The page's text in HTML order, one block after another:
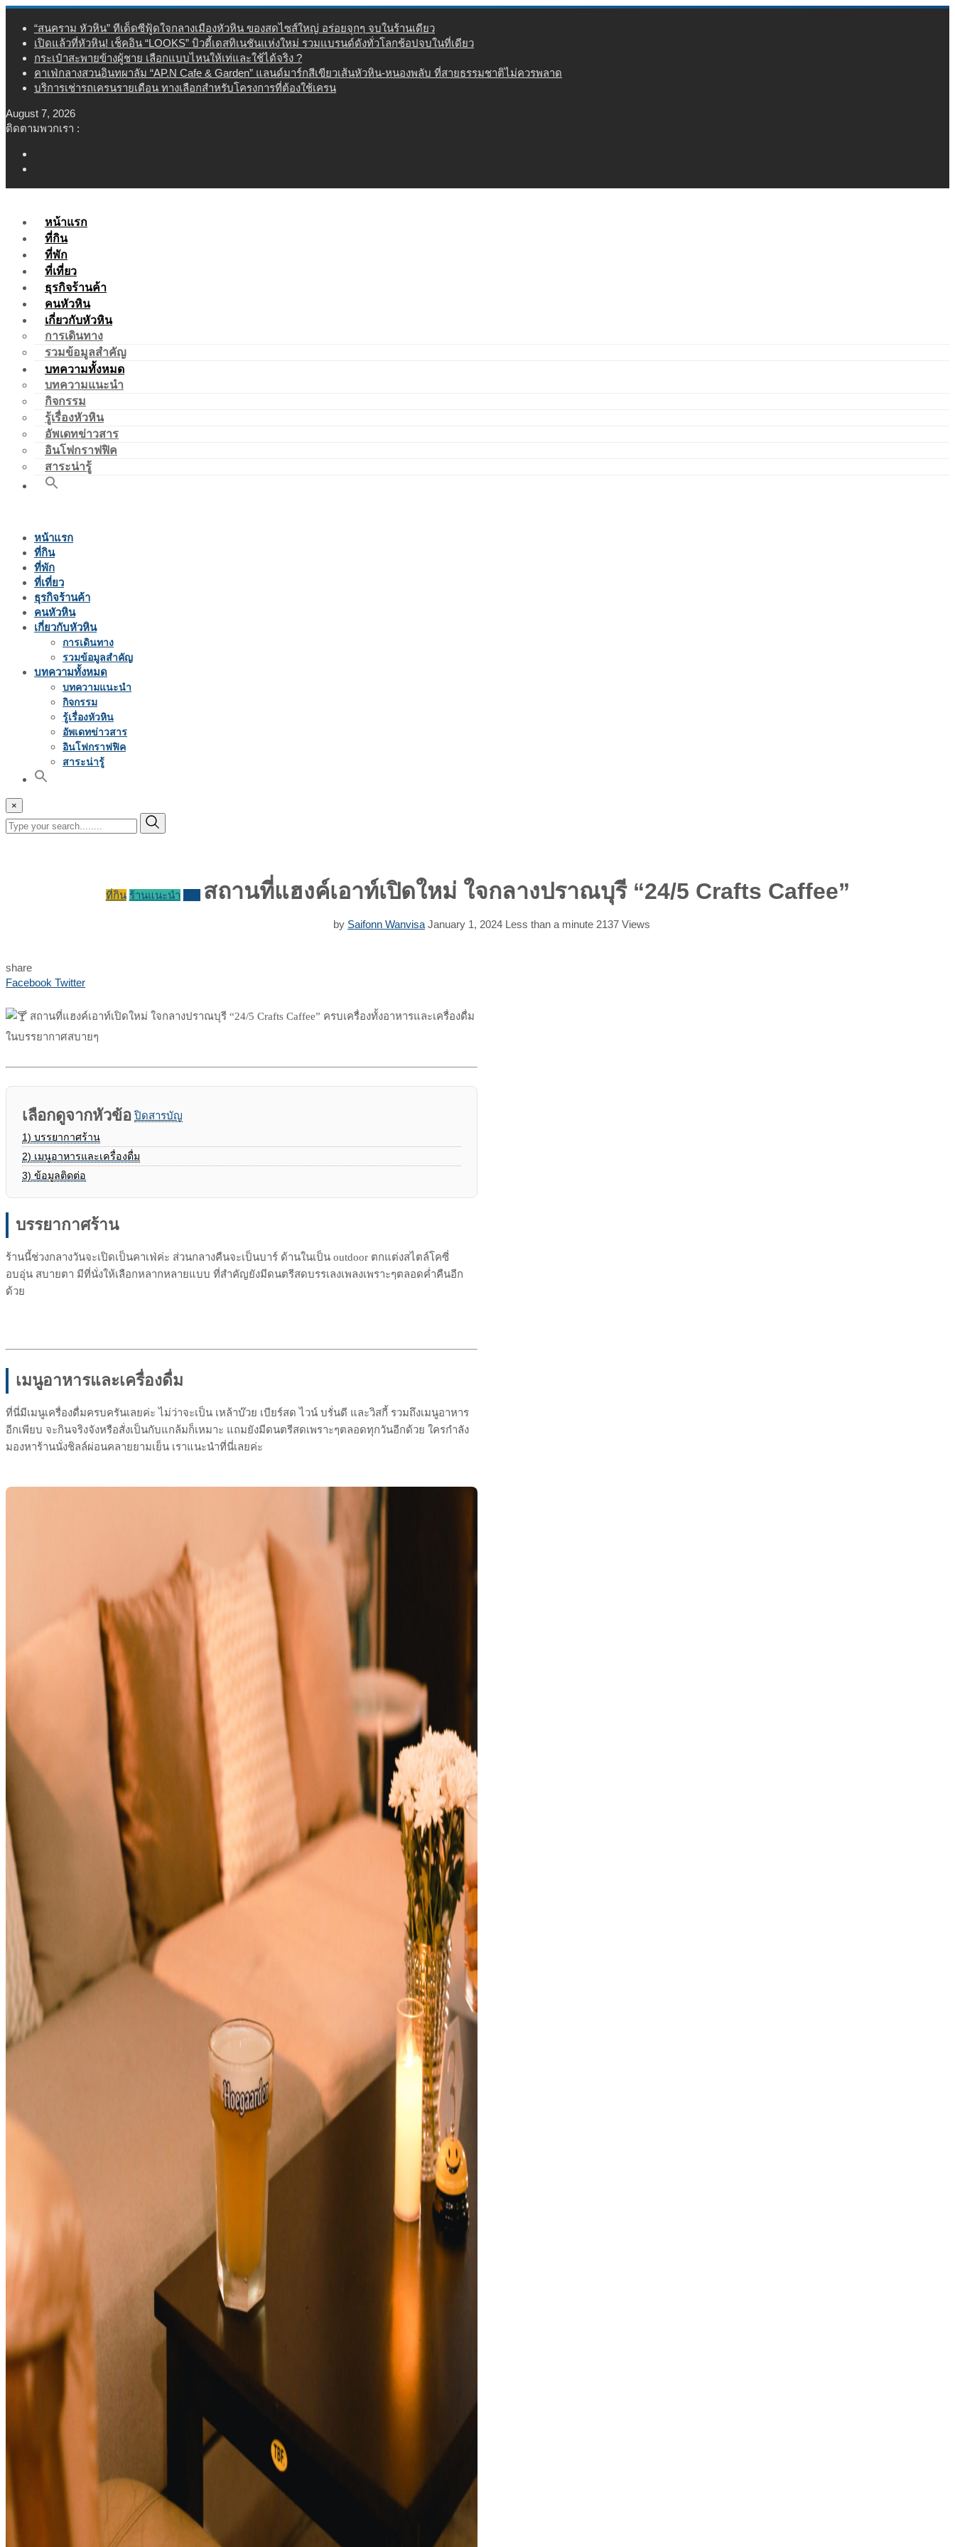
content
“สนคราม หัวหิน” ทีเด็ดซีฟู้ดใจกลางเมืองหัวหิน ของสดไซส์ใหญ่ อร่อยจุกๆ จบในร้านเดียว
เปิดแล้วที่หัวหิน! เช็คอิน “LOOKS” บิวตี้เดสทิเนชันแห่งใหม่ รวมแบรนด์ดังทั่วโลกช้อปจบในที่เดียว
กระเป๋าสะพายข้างผู้ชาย เลือกแบบไหนให้เท่และใช้ได้จริง ?
คาเฟ่กลางสวนอินทผาลัม “AP.N Cafe & Garden” แลนด์มาร์กสีเขียวเส้นหัวหิน-หนองพลับ ที่สายธรรมชาติไม่ควรพลาด
บริการเช่ารถเครนรายเดือน ทางเลือกสำหรับโครงการที่ต้องใช้เครน
August 7, 2026
ติดตามพวกเรา :
หน้าแรก
ที่กิน
ที่พัก
ที่เที่ยว
ธุรกิจร้านค้า
คนหัวหิน
เกี่ยวกับหัวหิน
การเดินทาง
รวมข้อมูลสำคัญ
บทความทั้งหมด
บทความแนะนำ
กิจกรรม
รู้เรื่องหัวหิน
อัพเดทข่าวสาร
อินโฟกราฟฟิค
สาระน่ารู้
หน้าแรก
ที่กิน
ที่พัก
ที่เที่ยว
ธุรกิจร้านค้า
คนหัวหิน
เกี่ยวกับหัวหิน
การเดินทาง
รวมข้อมูลสำคัญ
บทความทั้งหมด
บทความแนะนำ
กิจกรรม
รู้เรื่องหัวหิน
อัพเดทข่าวสาร
อินโฟกราฟฟิค
สาระน่ารู้
×
ที่กิน ร้านแนะนำ สถานที่แฮงค์เอาท์เปิดใหม่ ใจกลางปราณบุรี “24/5 Crafts Caffee”
by Saifonn Wanvisa January 1, 2024 Less than a minute 2137 Views
share
Facebook TwitterPrint
Share
Email
สถานที่แฮงค์เอาท์เปิดใหม่ ใจกลางปราณบุรี “24/5 Crafts Caffee” ครบเครื่องทั้งอาหารและเครื่องดื่ม
ในบรรยากาศสบายๆ
เลือกดูจากหัวข้อ ปิดสารบัญ
1) บรรยากาศร้าน
2) เมนูอาหารและเครื่องดื่ม
3) ข้อมูลติดต่อ
บรรยากาศร้าน
ร้านนี้ช่วงกลางวันจะเปิดเป็นคาเฟ่ค่ะ ส่วนกลางคืนจะเป็นบาร์ ด้านในเป็น outdoor ตกแต่งสไตล์โคซี่
อบอุ่น สบายตา มีที่นั่งให้เลือกหลากหลายแบบ ที่สำคัญยังมีดนตรีสดบรรเลงเพลงเพราะๆตลอดค่ำคืนอีก
ด้วย
เมนูอาหารและเครื่องดื่ม
ที่นี่มีเมนูเครื่องดื่มครบครันเลยค่ะ ไม่ว่าจะเป็น เหล้าบ๊วย เบียร์สด ไวน์ บรั่นดี และวิสกี้ รวมถึงเมนูอาหาร
อีกเพียบ จะกินจริงจังหรือสั่งเป็นกับแกล้มก็เหมาะ แถมยังมีดนตรีสดเพราะๆตลอดทุกวันอีกด้วย ใครกำลัง
มองหาร้านนั่งชิลล์ผ่อนคลายยามเย็น เราแนะนำที่นี่เลยค่ะ